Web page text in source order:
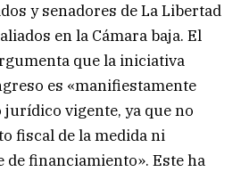
y senadores de La Libertad
en la Cámara baja. El
que la iniciativa
es «manifiestamente
vigente, ya que no
fiscal de la medida ni
financiamiento». Este ha